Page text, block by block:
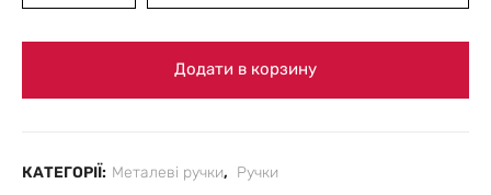
Додати в корзину
КАТЕГОРІЇ: Металеві ручки, Ручки